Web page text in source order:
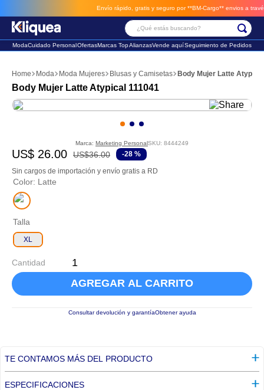
Envío rápido, gratis y seguro por **BM-Cargo** envios a través
¿Qué estás buscando?
ModaCuidado PersonalOfertasMarcas TopAlianzasVende aquíSeguimiento de Pedidos
Moda Moda Mujeres Blusas y Camisetas Body Mujer Latte
Body Mujer Latte Atypical 111041
Marca: Marketing PersonalSKU: 8444249
US$ 26.00 US$36.00 -28 %
Sin cargos de importación y envío gratis a RD
Color: Latte
Talla
XL
Cantidad
AGREGAR AL CARRITO
Consultar devolución y garantíaObtener ayuda
TE CONTAMOS MÁS DEL PRODUCTO
ESPECIFICACIONES
2. sandalia